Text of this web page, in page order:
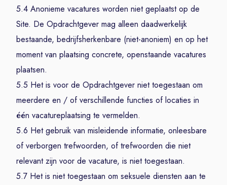
5.4 Anonieme vacatures worden niet geplaatst op de
Site. De Opdrachtgever mag alleen daadwerkelijk
bestaande, bedrijfsherkenbare (niet-anoniem) en op het
moment van plaatsing concrete, openstaande vacatures
plaatsen.
5.5 Het is voor de Opdrachtgever niet toegestaan om
meerdere en / of verschillende functies of locaties in
één vacatureplaatsing te vermelden.
5.6 Het gebruik van misleidende informatie, onleesbare
of verborgen trefwoorden, of trefwoorden die niet
relevant zijn voor de vacature, is niet toegestaan.
5.7 Het is niet toegestaan om seksuele diensten aan te